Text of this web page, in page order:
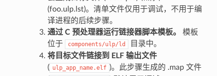
(foo.ulp.lst)。清单文件仅用于调试，不用于编
译进程的后续步骤。
通过 C 预处理器运行链接器脚本模板。
模板
位于
components/ulp/ld
目录中。
将目标文件链接到 ELF 输出文件
( ulp_app_name.elf )。此步骤生成的 .map 文件